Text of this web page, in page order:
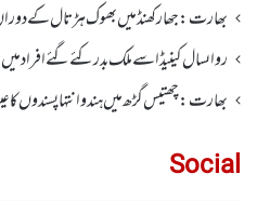
بھارت :جھارکھنڈمیں بھوک ہڑتال کے دوران
رواںسال کینیڈا سے ملک بدر کئے گئے افراد
بھارت :چھتیس گڑھ میں ہندو انتہاپسندوں کا
Social